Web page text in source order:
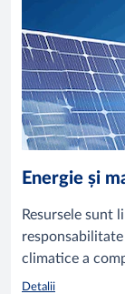
Energie și
Resursele sunt
climatice a
Detalii